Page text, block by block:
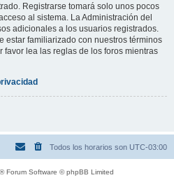
Registrarse tomará solo unos pocos
al sistema. La Administración del
adicionales a los usuarios registrados.
estar familiarizado con nuestros términos
lea las reglas de los foros mientras
Todos los horarios son UTC-03:00
® Forum Software © phpBB Limited